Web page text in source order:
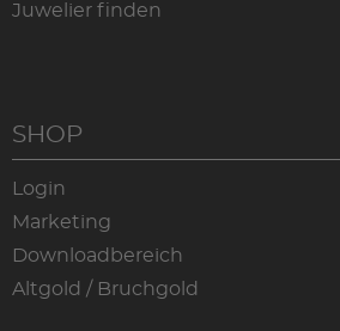
Juwelier finden
SHOP
Login
Marketing
Downloadbereich
Altgold / Bruchgold